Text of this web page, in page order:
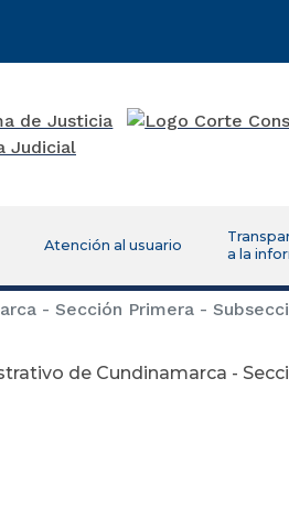
Atención al usuario
a la
- Sección Primera -
de Cundinamarca -